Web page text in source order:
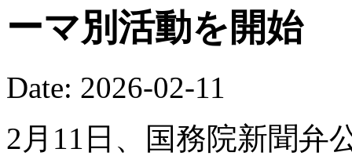
ーマ別活動を開始
Date: 2026-02-11
2月11日、国務院新聞弁